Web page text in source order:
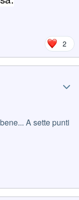
2
A sette punti